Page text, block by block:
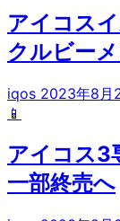
アイコス
クルビー
iqos 2023年8月
📱
アイコス3
一部終売へ